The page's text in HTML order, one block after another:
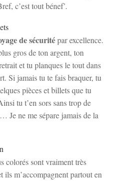
c’est tout bénef’.
de sécuritépar excellence.
gros de ton argent, ton
et tu planques le tout dans
Si jamais tu te fais braquer, tu
pièces et billets que tu
tu t’en sors sans trop de
Je ne me sépare jamais de la
colorés sont vraiment très
ils m’accompagnent partout en